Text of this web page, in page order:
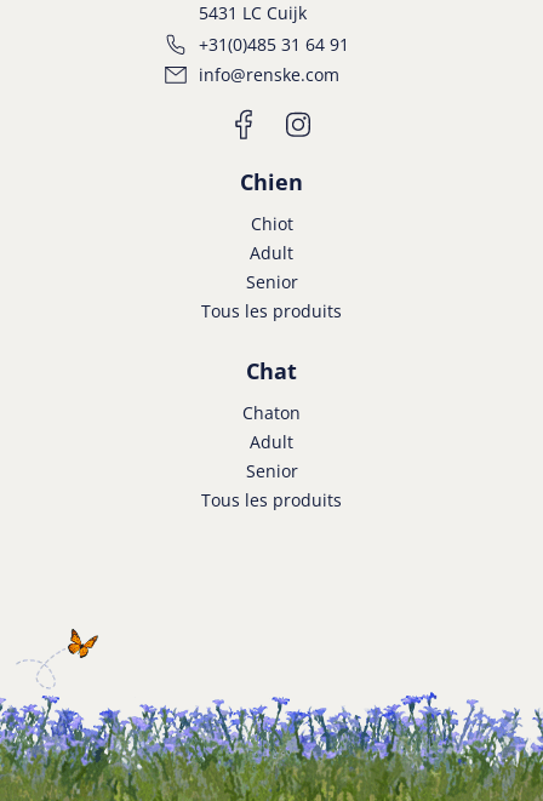
5431 LC Cuijk
+31(0)485 31 64 91
info@renske.com
Chien
Chiot
Adult
Senior
Tous les produits
Chat
Chaton
Adult
Senior
Tous les produits